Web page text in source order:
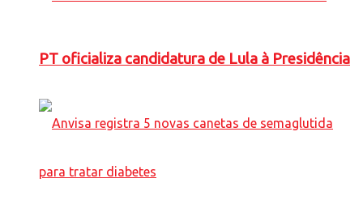
PT oficializa candidatura de Lula à Presidência